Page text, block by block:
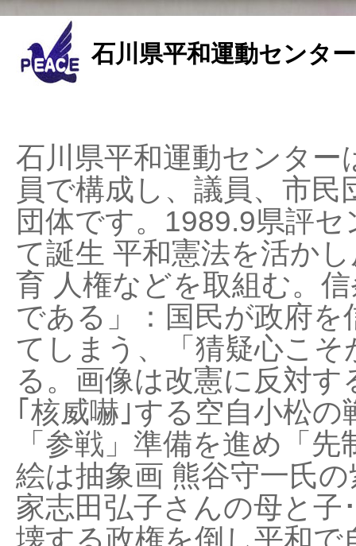
石川県平和運動センタ
石川県平和運動センタ
員で構成し、議員、市
団体です。1989.9県評
て誕生 平和憲法を活か
育 人権などを取組む。
である」：国民が政府
てしまう、「猜疑心こ
る。画像は改憲に反対
｢核威嚇｣する空自小松
「参戦」準備を進め「
絵は抽象画 熊谷守一氏
家志田弘子さんの母と子
壊する政権を倒し平和